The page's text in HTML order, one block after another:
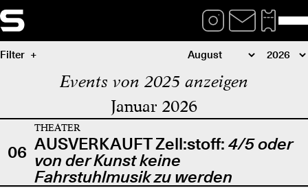
Filter
Events von 2025 anzeigen
Januar 2026
06
THEATER
AUSVERKAUFT Zell:stoff: 4/5 oder
von der Kunst keine
Fahrstuhlmusik zu werden